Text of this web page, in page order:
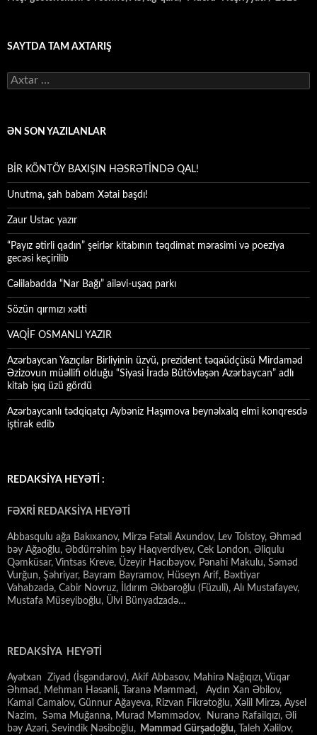
SAYTDA TAM AXTARIŞ
Axtarış:
ƏN SON YAZILANLAR
BİR KÖNTÖY BAXIŞIN HƏSRƏTİNDƏ QAL!
Unutma, şah babam Xətai başdı!
Zaur Ustac yazır
“Payız ətirli qadın” şeirlər kitabının təqdimat mərasimi və poeziya
gecəsi keçirilib
Cəlilabadda “Nar Bağı” ailəvi-uşaq parkı
Sözün qırmızı xətti
VAQİF OSMANLI YAZIR
Azərbaycan Yazıçılar Birliyinin üzvü, prezident təqaüdçüsü Mirdaməd
Əzizovun müəllifi olduğu “Siyasi İradə Bütövləşən Azərbaycan” adlı
kitab işıq üzü gördü
Azərbaycanlı tədqiqatçı Aybəniz Haşımova beynəlxalq elmi konqresdə
iştirak edib
REDAKSİYA HEYƏTİ :
FƏXRİ REDAKSİYA HEYƏTİ
Abbasqulu ağa Bakıxanov, Mirzə Fətəli Axundov, Lev Tolstoy, Əhməd
bəy Ağaoğlu, Əbdürrəhim bəy Haqverdiyev, Cek London, Əliqulu
Qəmküsar, Vintsas Kreve, Üzeyir Hacıbəyov, Pənahi Makulu, Səməd
Vurğun, Şəhriyar, Bayram Bayramov, Hüseyn Arif, Bəxtiyar
Vahabzadə, Cabir Novruz, İldırım Əkbəroğlu (Füzuli), Alı Mustafayev,
Mustafa Müseyiboğlu, Ülvi Bünyadzadə…
REDAKSİYA HEYƏTİ
Ayətxan Ziyad (İsgəndərov), Akif Abbasov, Mahirə Nağıqızı, Vüqar
Əhməd, Mehman Həsənli, Təranə Məmməd, Aydın Xan Əbilov,
Kamal Camalov, Günnur Ağayeva, Rizvan Fikrətoğlu, Xəlil Mirzə, Aysel
Nazim, Səma Muğanna, Murad Məmmədov, Nuranə Rafailqızı, Əli
bəy Azəri, Sevindik Nəsiboğlu, Məmməd Gürşadoğlu, Taleh Xəlilov,